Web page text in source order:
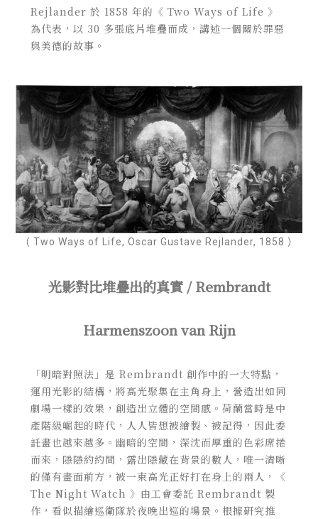
Rejlander 於 1858 年的 《 Two Ways of Life 》
為代表， 以 30 多張底片堆疊而成，講述一個關於罪惡
與美德的故事。
（ Two Ways of Life, Oscar Gustave Rejlander, 1858 ）
光影對比堆疊出的真實 / Rembrandt
Harmenszoon van Rijn
「明暗對照法」是 Rembrandt 創作中的一大特點 ，
運用光影的結構，將高光聚集在主角身上，營造出如同
劇場一樣的效果，創造出立體的空間感。 荷蘭當時是中
產階級崛起的時代，人人皆想被繪製、被記得，因此委
託畫也越來越多。幽暗的空間，深沈而厚重的色彩席捲
而來，隱隱約約間，露出隱藏在背景的數人，唯一清晰
的僅有畫面前方，被一束高光正好打在身上的兩人，《
The Night Watch 》由工會委託 Rembrandt 製
作，看似描繪巡衛隊於夜晚出巡的場景。根據研究推